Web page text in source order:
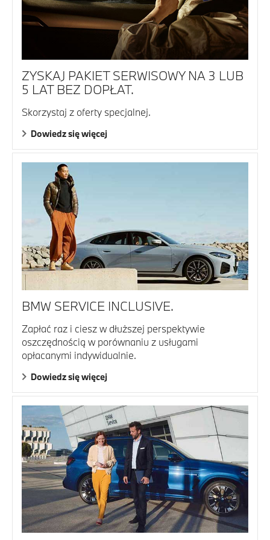
ZYSKAJ PAKIET SERWISOWY NA 3 LUB
5 LAT BEZ DOPŁAT.
Skorzystaj z oferty specjalnej.
Dowiedz się więcej
BMW SERVICE INCLUSIVE.
Zapłać raz i ciesz w dłuższej perspektywie
oszczędnością w porównaniu z usługami
opłacanymi indywidualnie.
Dowiedz się więcej